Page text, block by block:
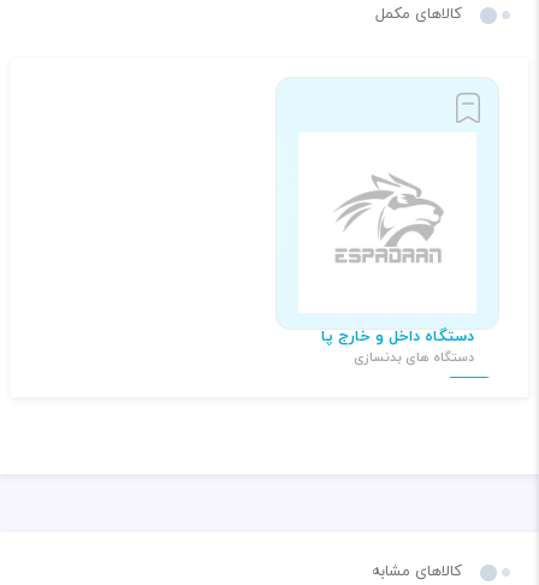
کالاهای مکمل
دستگاه داخل و خارج پا
دستگاه های بدنسازی
کالاهای مشابه